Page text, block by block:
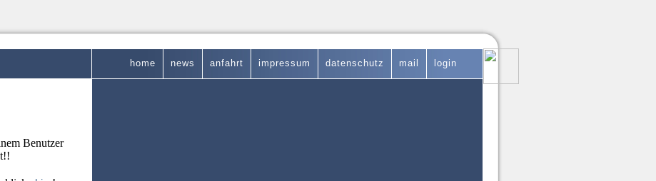
home news anfahrt impressum datenschutz mail login
Benutzer